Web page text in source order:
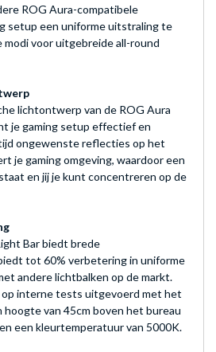
ROG Aura-compatibele
setup een uniforme uitstraling te
voor uitgebreide all-round
lichtontwerp van de ROG Aura
je gaming setup effectief en
ongewenste reflecties op het
je gaming omgeving, waardoor een
en jij je kunt concentreren op de
Bar biedt brede
tot 60% verbetering in uniforme
andere lichtbalken op de markt.
interne tests uitgevoerd met het
hoogte van 45cm boven het bureau
een kleurtemperatuur van 5000K.